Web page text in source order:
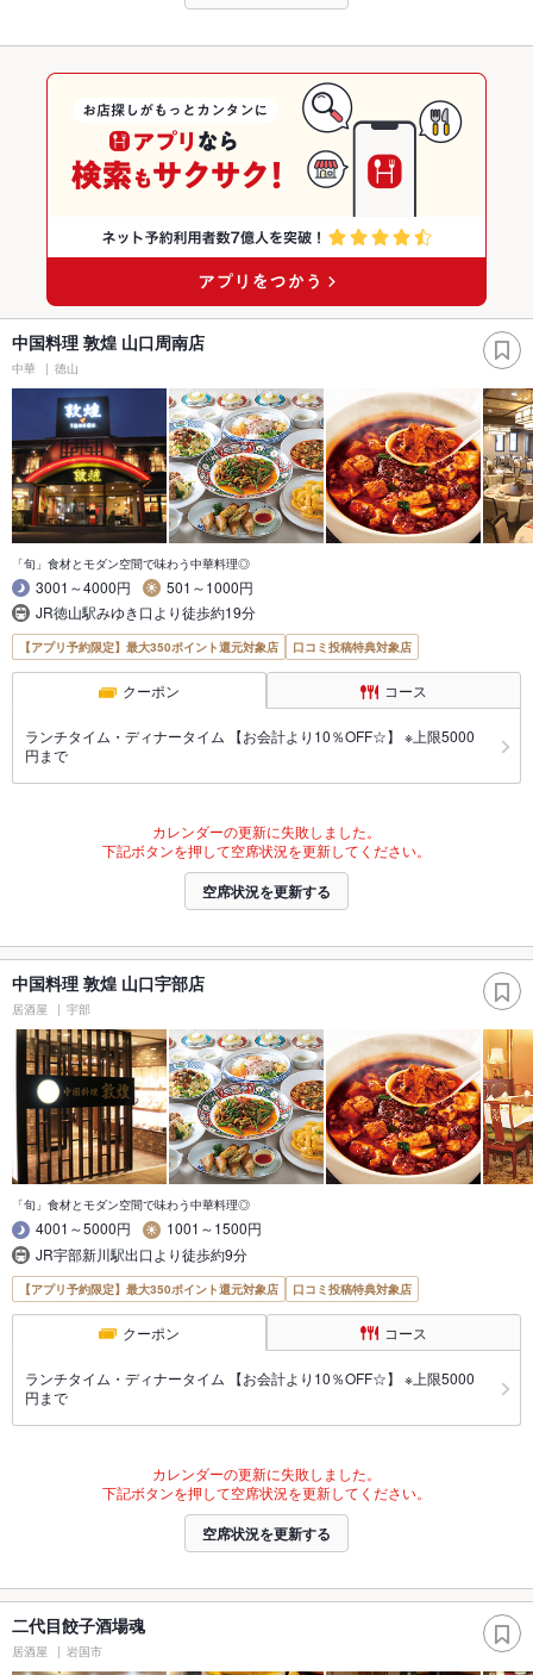
中国料理 敦煌 山口周南店
中華 徳山
「旬」食材とモダン空間で味わう中華料理◎
3001～4000円
501～1000円
JR徳山駅みゆき口より徒歩約19分
【アプリ予約限定】最大350ポイント還元対象店 口コミ投稿特典対象店
クーポン コース
ランチタイム・ディナータイム 【お会計より10％OFF☆】 ※上限5000
円まで
カレンダーの更新に失敗しました。
下記ボタンを押して空席状況を更新してください。
空席状況を更新する
中国料理 敦煌 山口宇部店
居酒屋 宇部
「旬」食材とモダン空間で味わう中華料理◎
4001～5000円
1001～1500円
JR宇部新川駅出口より徒歩約9分
【アプリ予約限定】最大350ポイント還元対象店 口コミ投稿特典対象店
クーポン コース
ランチタイム・ディナータイム 【お会計より10％OFF☆】 ※上限5000
円まで
カレンダーの更新に失敗しました。
下記ボタンを押して空席状況を更新してください。
空席状況を更新する
二代目餃子酒場魂
居酒屋 岩国市